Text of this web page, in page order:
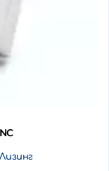
Лизинг